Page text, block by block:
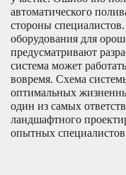
автоматического
стороны
оборудования для
предусматривают
система может
вовремя. Схема
оптимальных
один из самых
ландшафтного
опытных